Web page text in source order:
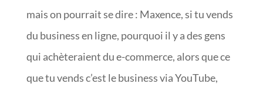
mais on pourrait se dire : Maxence, si tu vends
du business en ligne, pourquoi il y a des gens
qui achèteraient du e-commerce, alors que ce
que tu vends c’est le business via YouTube,